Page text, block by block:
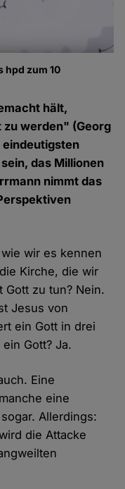
hpd zum 10
hält,
werden" (Georg
eindeutigsten
das Millionen
nimmt das
wir es kennen
Kirche, die wir
zu tun? Nein.
Jesus von
ein Gott in drei
Gott? Ja.
Eine
eine
Allerdings:
die Attacke